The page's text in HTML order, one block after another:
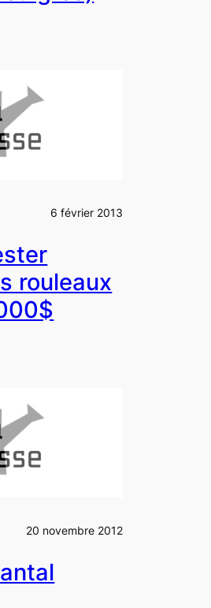
6 février 2013
rouleaux
20 novembre 2012